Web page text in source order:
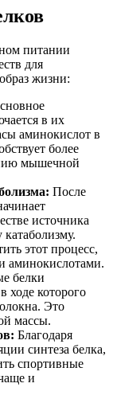
питании
для
жизни:
в их
аминокислот в
более
мышечной
После
источника
этот процесс,
аминокислотами.
белки
ходе которого
Это
массы.
Благодаря
синтеза белка,
спортивные
и